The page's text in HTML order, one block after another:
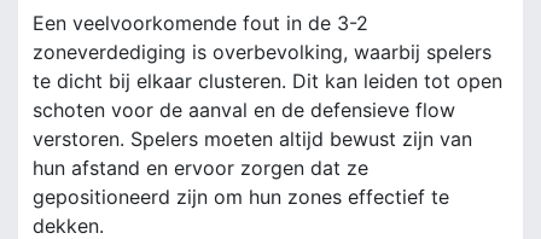
Een veelvoorkomende fout in de 3-2
zoneverdediging is overbevolking, waarbij spelers
te dicht bij elkaar clusteren. Dit kan leiden tot open
schoten voor de aanval en de defensieve flow
verstoren. Spelers moeten altijd bewust zijn van
hun afstand en ervoor zorgen dat ze
gepositioneerd zijn om hun zones effectief te
dekken.